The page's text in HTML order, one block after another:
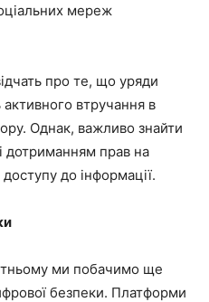
мереж
про те, що уряди
втручання в
Однак, важливо знайти
дотриманням прав на
до інформації.
ми побачимо ще
безпеки. Платформи